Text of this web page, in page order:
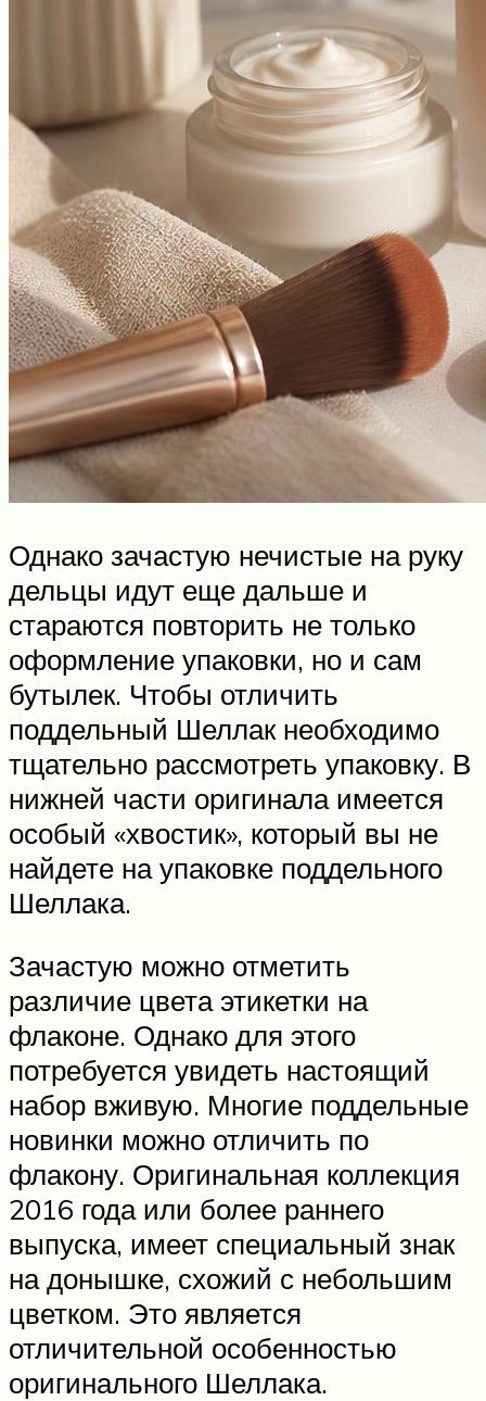
Однако зачастую нечистые на руку
дельцы идут еще дальше и
стараются повторить не только
оформление упаковки, но и сам
бутылек. Чтобы отличить
поддельный Шеллак необходимо
тщательно рассмотреть упаковку. В
нижней части оригинала имеется
особый «хвостик», который вы не
найдете на упаковке поддельного
Шеллака.
Зачастую можно отметить
различие цвета этикетки на
флаконе. Однако для этого
потребуется увидеть настоящий
набор вживую. Многие поддельные
новинки можно отличить по
флакону. Оригинальная коллекция
2016 года или более раннего
выпуска, имеет специальный знак
на донышке, схожий с небольшим
цветком. Это является
отличительной особенностью
оригинального Шеллака.